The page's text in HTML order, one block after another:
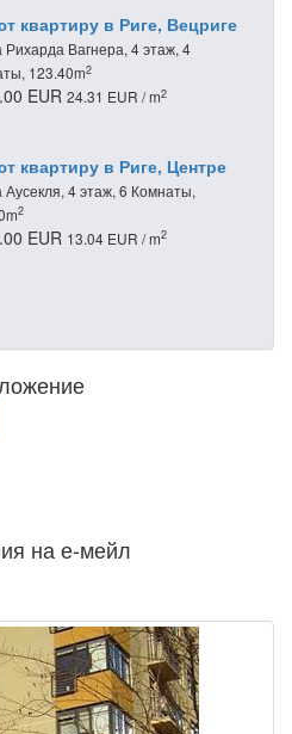
квартиру в Риге, Вецриге
Рихарда Вагнера, 4 этаж, 4
123.40m2
EUR 24.31 EUR / m2
квартиру в Риге, Центре
Аусекля, 4 этаж, 6 Комнаты,
2
EUR 13.04 EUR / m2
на е-мейл